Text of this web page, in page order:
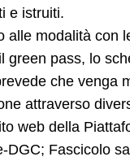
e istruiti.
modalità con
green pass, lo
che venga
attraverso
web della
DGC; Fascicolo